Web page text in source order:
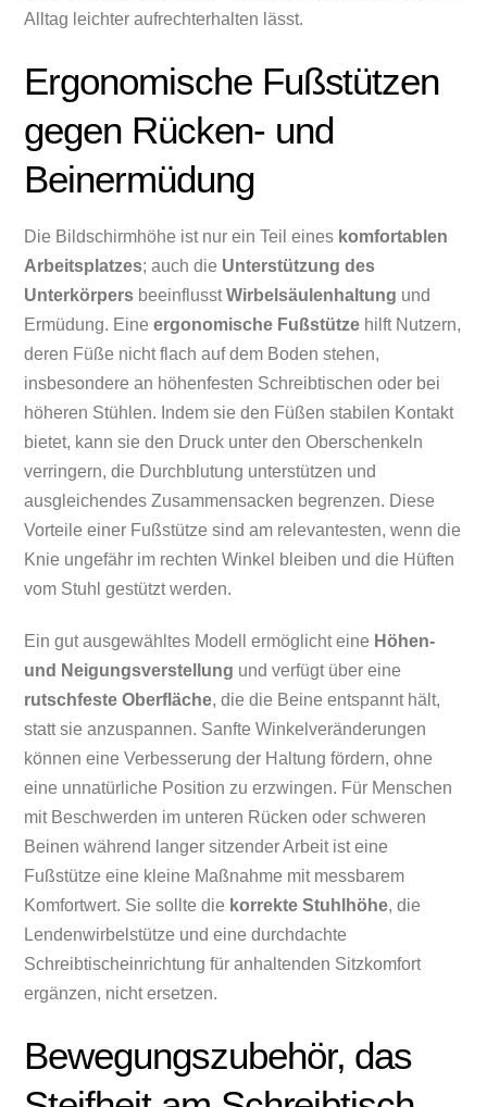
Alltag leichter aufrechterhalten lässt.
Ergonomische Fußstützen
gegen Rücken- und
Beinermüdung
Die Bildschirmhöhe ist nur ein Teil eines komfortablen
Arbeitsplatzes; auch die Unterstützung des
Unterkörpers beeinflusstWirbelsäulenhaltung und
Ermüdung. Eineergonomische Fußstütze hilft Nutzern,
deren Füße nicht flach auf dem Boden stehen,
insbesondere an höhenfesten Schreibtischen oder bei
höheren Stühlen. Indem sie den Füßen stabilen Kontakt
bietet, kann sie den Druck unter den Oberschenkeln
verringern, die Durchblutung unterstützen und
ausgleichendes Zusammensacken begrenzen. Diese
Vorteile einer Fußstütze sind am relevantesten, wenn die
Knie ungefähr im rechten Winkel bleiben und die Hüften
vom Stuhl gestützt werden.
Ein gut ausgewähltes Modell ermöglicht eine Höhen-
und Neigungsverstellung und verfügt über eine
rutschfeste Oberfläche, die die Beine entspannt hält,
statt sie anzuspannen. Sanfte Winkelveränderungen
können eine Verbesserung der Haltung fördern, ohne
eine unnatürliche Position zu erzwingen. Für Menschen
mit Beschwerden im unteren Rücken oder schweren
Beinen während langer sitzender Arbeit ist eine
Fußstütze eine kleine Maßnahme mit messbarem
Komfortwert. Sie sollte die korrekte Stuhlhöhe, die
Lendenwirbelstütze und eine durchdachte
Schreibtischeinrichtung für anhaltenden Sitzkomfort
ergänzen, nicht ersetzen.
Bewegungszubehör, das